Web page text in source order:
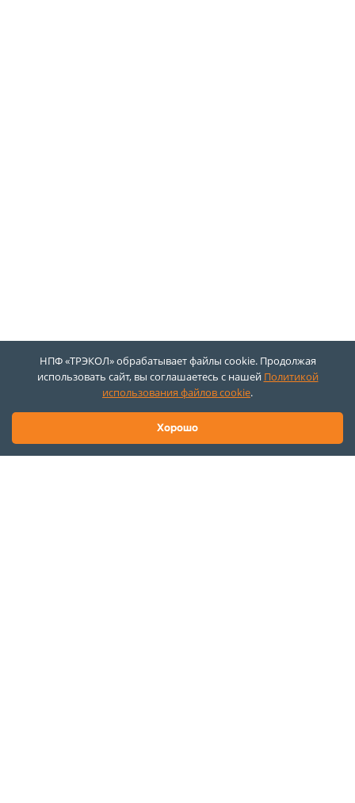
НПФ «ТРЭКОЛ» обрабатывает файлы cookie. Продолжая
использовать сайт, вы соглашаетесь с нашей Политикой
использования файлов cookie.
Хорошо